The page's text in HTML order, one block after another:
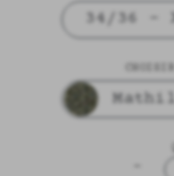
34/36 -